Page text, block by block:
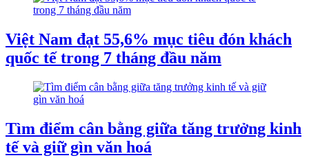
Việt Nam đạt 55,6% mục tiêu đón khách
quốc tế trong 7 tháng đầu năm
Tìm điểm cân bằng giữa tăng trưởng kinh
tế và giữ gìn văn hoá